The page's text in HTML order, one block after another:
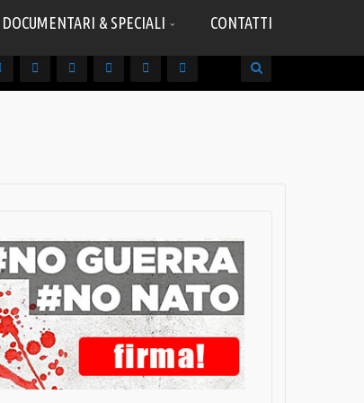
DOCUMENTARI & SPECIALI CONTATTI